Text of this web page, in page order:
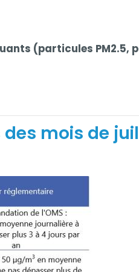
(particules PM2.5,
mois de